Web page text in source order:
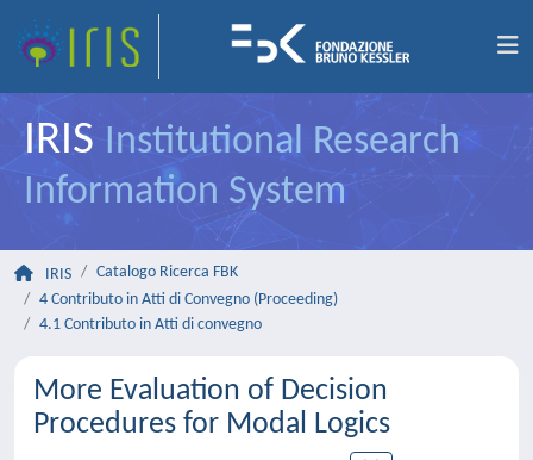
IRIS Institutional Research
Information System
IRIS
Catalogo Ricerca FBK
4 Contributo in Atti di Convegno (Proceeding)
4.1 Contributo in Atti di convegno
More Evaluation of Decision
Procedures for Modal Logics